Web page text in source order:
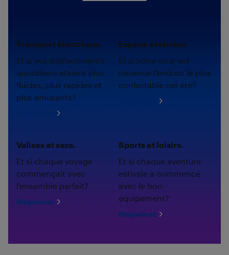
Transport électrique.
Et si vos déplacements
quotidiens étaient plus
fluides, plus rapides et
plus amusants?
Espace extérieur.
Et si votre cour est
devenue l'endroit le plus
confortable cet été?
Valises et sacs.
Et si chaque voyage
commençait avec
l'ensemble parfait?
Magasinez
Sports et loisirs.
Et si chaque aventure
estivale a commencé
avec le bon
équipement?
Magasinez